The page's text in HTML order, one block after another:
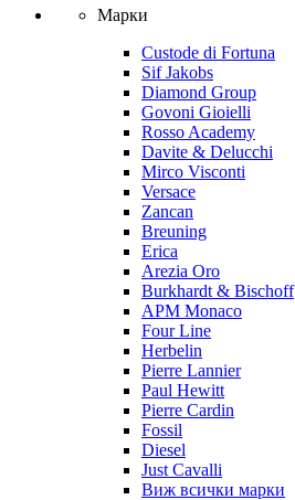
Марки
Custode di Fortuna
Sif Jakobs
Diamond Group
Govoni Gioielli
Rosso Academy
Davite & Delucchi
Mirco Visconti
Versace
Zancan
Breuning
Erica
Arezia Oro
Burkhardt & Bischoff
APM Monaco
Four Line
Herbelin
Pierre Lannier
Paul Hewitt
Pierre Cardin
Fossil
Diesel
Just Cavalli
Виж всички марки